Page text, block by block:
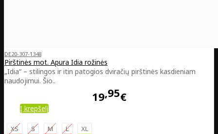
DE20-307-1348
Pirštinės mot. Apura Idia rožinės
„Idia“ – stilingos ir itin patogios dviračių pirštinės kasdieniam
naudojimui. Šio..
19 95€
Į krepšelį
XS S M L XL